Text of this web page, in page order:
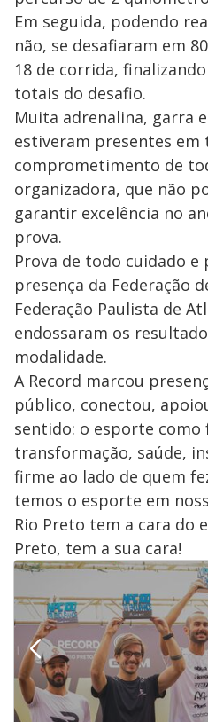
Em seguida, podendo
não, se desafiaram em
18 de corrida,
totais do desafio.
Muita adrenalina, garra
estiveram presentes em
comprometimento de
organizadora, que não
garantir excelência no
prova.
Prova de todo cuidado
presença da Federação
Federação Paulista de
endossaram os
modalidade.
A Record marcou
público, conectou,
sentido: o esporte como
transformação, saúde,
firme ao lado de quem
temos o esporte em
Rio Preto tem a cara do
Preto, tem a sua cara!